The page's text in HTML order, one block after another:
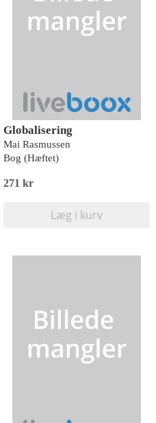
Globalisering
Mai Rasmussen
Bog (Hæftet)
271 kr
Læg i kurv